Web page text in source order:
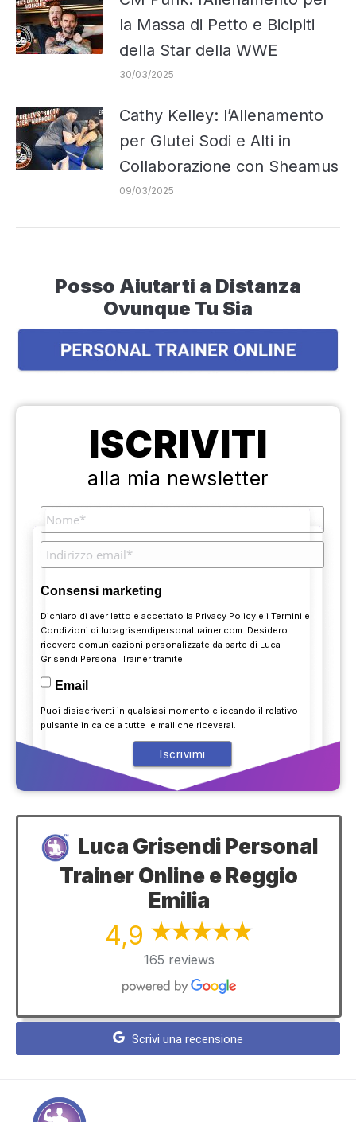
la Massa di Petto e Bicipiti
della Star della WWE
30/03/2025
Cathy Kelley: l’Allenamento
per Glutei Sodi e Alti in
Collaborazione con Sheamus
09/03/2025
Posso Aiutarti a Distanza
Ovunque Tu Sia
ISCRIVITI
alla mia newsletter
Consensi marketing
Dichiaro di aver letto e accettato la Privacy Policy e iTermini e
Condizioni di lucagrisendipersonaltrainer.com. Desidero
ricevere comunicazioni personalizzate da parte di Luca
Grisendi Personal Trainer tramite:
Email
Puoi disiscriverti in qualsiasi momento cliccando il relativo
pulsante in calce a tutte le mail che riceverai.
Luca Grisendi Personal
Trainer Online e Reggio
Emilia
4,9
165 reviews
Scrivi una recensione